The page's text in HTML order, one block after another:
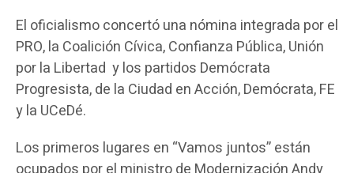
El oficialismo concertó una nómina integrada por el
PRO, la Coalición Cívica, Confianza Pública, Unión
por la Libertad y los partidos Demócrata
Progresista, de la Ciudad en Acción, Demócrata, FE
y la UCeDé.
Los primeros lugares en “Vamos juntos” están